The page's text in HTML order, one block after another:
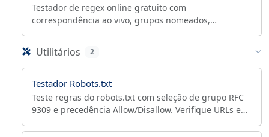
Testador de regex online gratuito com
correspondência ao vivo, grupos nomeados,
tokens $1 e $<nome>.
Utilitários 2
Testador Robots.txt
Teste regras do robots.txt com seleção de grupo RFC
9309 e precedência Allow/Disallow. Verifique URLs em